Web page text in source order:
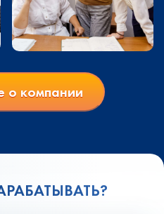
о компании